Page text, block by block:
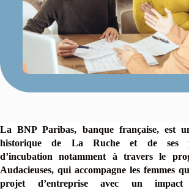
La BNP Paribas, banque française, est
historique de La Ruche et de ses
d’incubation notamment à travers le
Audacieuses, qui accompagne les femmes
projet d’entreprise avec un